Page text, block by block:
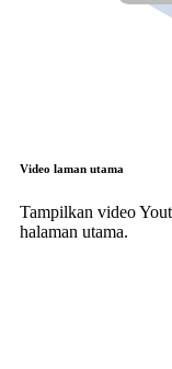
Video laman utama
Tampilkan video
halaman utama.